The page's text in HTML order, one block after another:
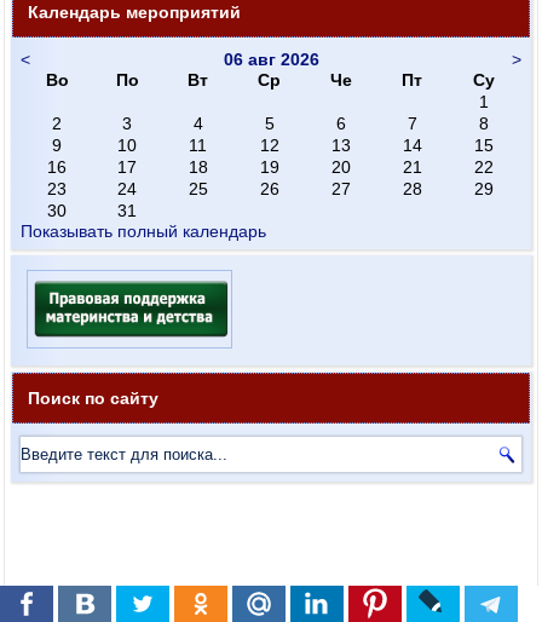
Календарь мероприятий
< >
06 авг 2026
Во
По Вт Ср Че Пт
Су
1
2
3 4 5 6 7
8
9
10 11 12 13 14
15
16
17 18 19 20 21
22
23
24 25 26 27 28
29
30
31
Показывать полный календарь
Поиск по сайту